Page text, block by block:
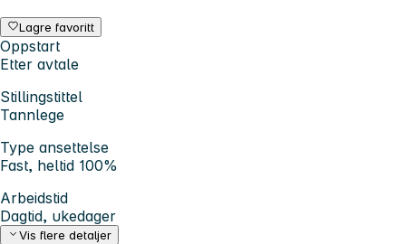
Lagre favoritt
Oppstart
Etter avtale
Stillingstittel
Tannlege
Type ansettelse
Fast, heltid 100%
Arbeidstid
Dagtid, ukedager
Vis flere detaljer